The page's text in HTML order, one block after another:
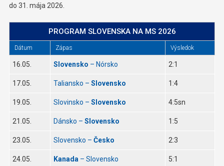
do 31. mája 2026.
PROGRAM SLOVENSKA NA MS 2026
Dátum Zápas Výsledok
16.05. Slovensko – Nórsko 2:1
17.05. Taliansko – Slovensko 1:4
19.05. Slovinsko – Slovensko 4:5sn
21.05. Dánsko – Slovensko 1:5
23.05. Slovensko – Česko 2:3
24.05. Kanada – Slovensko 5:1